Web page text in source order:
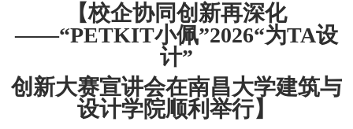
【校企协同创新再深化
——“PETKIT小佩”2026“为TA设
计”
创新大赛宣讲会在南昌大学建筑与
设计学院顺利举行】